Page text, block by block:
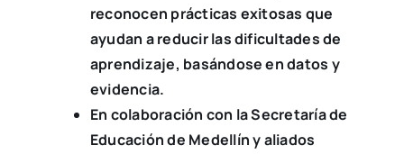
reconocen prácticas exitosas que
ayudan a reducir las dificultades de
aprendizaje, basándose en datos y
evidencia.
En colaboración con la Secretaría de
Educación de Medellín y aliados